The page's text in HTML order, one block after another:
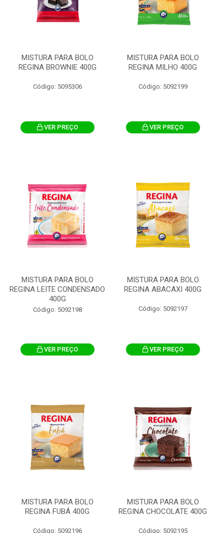
MISTURA PARA BOLO
REGINA BROWNIE 400G
Código: 5095306
VER PREÇO
MISTURA PARA BOLO
REGINA MILHO 400G
Código: 5092199
VER PREÇO
MISTURA PARA BOLO
REGINA LEITE CONDENSADO
400G
Código: 5092198
VER PREÇO
MISTURA PARA BOLO
REGINA ABACAXI 400G
Código: 5092197
VER PREÇO
MISTURA PARA BOLO
REGINA FUBÁ 400G
Código: 5092196
MISTURA PARA BOLO
REGINA CHOCOLATE 400G
Código: 5092195